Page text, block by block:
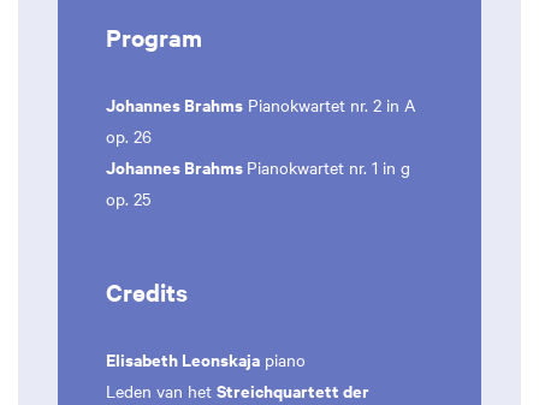
Program
Johannes Brahms Pianokwartet nr. 2 in A
op. 26
Johannes Brahms Pianokwartet nr. 1 in g
op. 25
Credits
Elisabeth Leonskaja piano
Leden van het Streichquartett der